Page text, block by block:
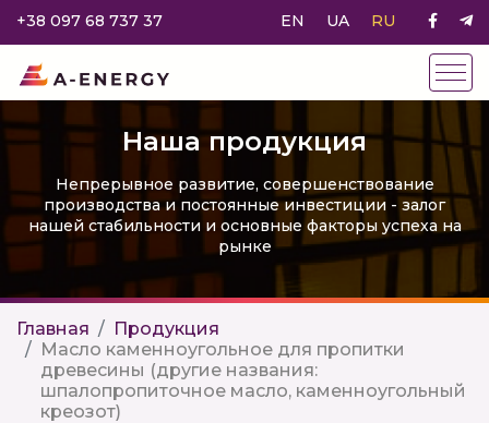
+38 097 68 737 37 EN UA RU
Наша продукция
Непрерывное развитие, совершенствование
производства и постоянные инвестиции - залог
нашей стабильности и основные факторы успеха на
рынке
Главная
Продукция
Масло каменноугольное для пропитки
древесины (другие названия:
шпалопропиточное масло, каменноугольный
креозот)